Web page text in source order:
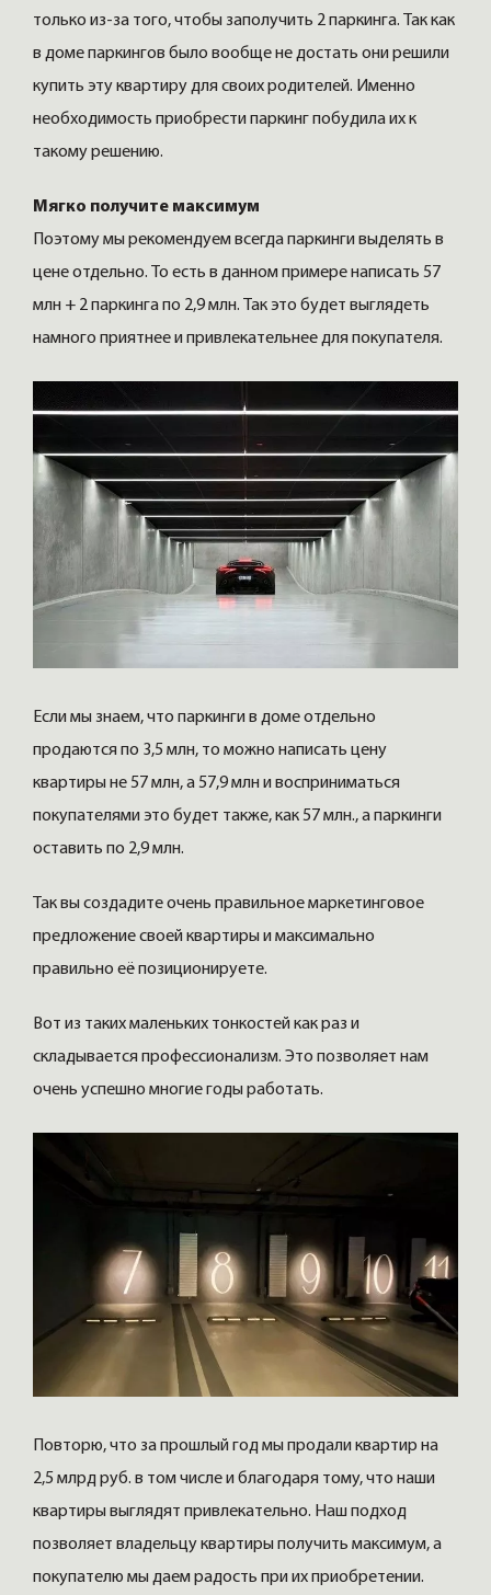
только из-за того, чтобы заполучить 2 паркинга. Так как
в доме паркингов было вообще не достать они решили
купить эту квартиру для своих родителей. Именно
необходимость приобрести паркинг побудила их к
такому решению.
Мягко получите максимум
Поэтому мы рекомендуем всегда паркинги выделять в
цене отдельно. То есть в данном примере написать 57
млн + 2 паркинга по 2,9 млн. Так это будет выглядеть
намного приятнее и привлекательнее для покупателя.
Если мы знаем, что паркинги в доме отдельно
продаются по 3,5 млн, то можно написать цену
квартиры не 57 млн, а 57,9 млн и восприниматься
покупателями это будет также, как 57 млн., а паркинги
оставить по 2,9 млн.
Так вы создадите очень правильное маркетинговое
предложение своей квартиры и максимально
правильно её позиционируете.
Вот из таких маленьких тонкостей как раз и
складывается профессионализм. Это позволяет нам
очень успешно многие годы работать.
Повторю, что за прошлый год мы продали квартир на
2,5 млрд руб. в том числе и благодаря тому, что наши
квартиры выглядят привлекательно. Наш подход
позволяет владельцу квартиры получить максимум, а
покупателю мы даем радость при их приобретении.